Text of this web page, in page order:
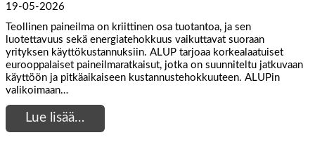
19-05-2026
Teollinen paineilma on kriittinen osa tuotantoa, ja sen
luotettavuus sekä energiatehokkuus vaikuttavat suoraan
yrityksen käyttökustannuksiin. ALUP tarjoaa korkealaatuiset
eurooppalaiset paineilmaratkaisut, jotka on suunniteltu jatkuvaan
käyttöön ja pitkäaikaiseen kustannustehokkuuteen. ALUPin
valikoimaan…
Lue lisää…